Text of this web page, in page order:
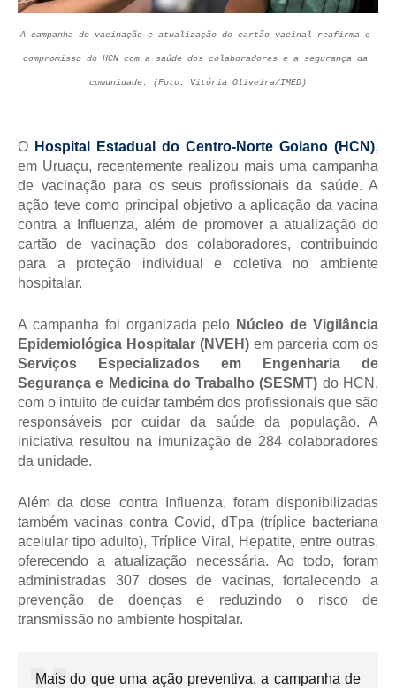
A campanha de vacinação e atualização do cartão vacinal reafirma o
compromisso do HCN com a saúde dos colaboradores e a segurança da
comunidade. (Foto: Vitória Oliveira/IMED)
O Hospital Estadual do Centro-Norte Goiano (HCN),
em Uruaçu, recentemente realizou mais uma campanha
de vacinação para os seus profissionais da saúde. A
ação teve como principal objetivo a aplicação da vacina
contra a Influenza, além de promover a atualização do
cartão de vacinação dos colaboradores, contribuindo
para a proteção individual e coletiva no ambiente
hospitalar.
A campanha foi organizada pelo Núcleo de Vigilância
Epidemiológica Hospitalar (NVEH)
Serviços Especializados em Engenharia de
Segurança e Medicina do Trabalho (SESMT) do HCN,
com o intuito de cuidar também dos profissionais que são
responsáveis por cuidar da saúde da população. A
iniciativa resultou na imunização de 284 colaboradores
da unidade.
Além da dose contra Influenza, foram disponibilizadas
também vacinas contra Covid, dTpa (tríplice bacteriana
acelular tipo adulto), Tríplice Viral, Hepatite, entre outras,
oferecendo a atualização necessária. Ao todo, foram
administradas 307 doses de vacinas, fortalecendo a
prevenção de doenças e reduzindo o risco de
transmissão no ambiente hospitalar.
Mais do que uma ação preventiva, a campanha de